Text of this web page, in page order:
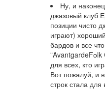
Ну, и
джазовый клуб
позиции чисто
играют)
бардов и все
"AvantgardeFоlk
для всех, кто
Вот пожалуй, и
строк стала